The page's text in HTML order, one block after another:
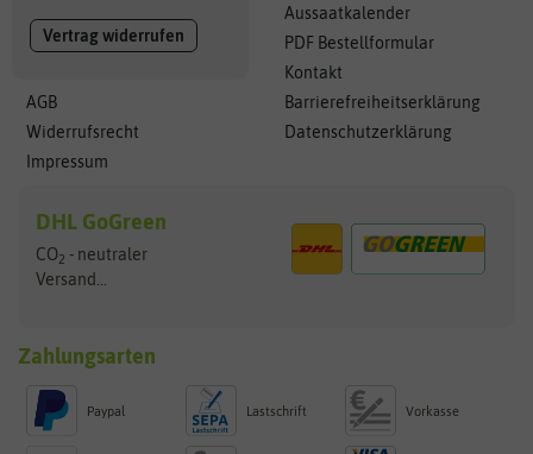
Vertrag widerrufen
AGB
Widerrufsrecht
Impressum
Aussaatkalender
PDF Bestellformular
Kontakt
Barrierefreiheitserklärung
Datenschutzerklärung
DHL GoGreen
CO2 - neutraler
Versand...
Zahlungsarten
Paypal Lastschrift Vorkasse